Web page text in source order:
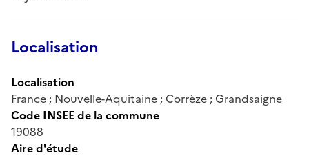
Localisation
Localisation
France ; Nouvelle-Aquitaine ; Corrèze ; Grandsaigne
Code INSEE de la commune
19088
Aire d'étude